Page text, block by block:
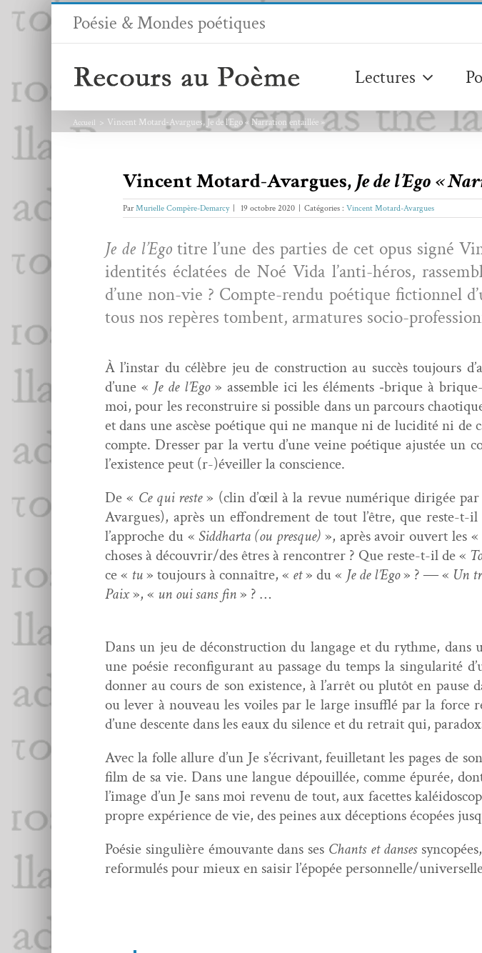
Passer
Poésie & Mondes poétiques
Lectures
Accueil Vincent Motard-Avargues, Je de l’Ego « Narration entaillée »
Vincent Motard-Avargues,Je de l’Ego «
ParMurielle Compère-Demarcy 19 octobre 2020 Catégories : Vincent Motard-Avargues
Je de l’Ego titre l’une des par­ties de cet opus signé
iden­tités éclatées de Noé Vida l’anti-héros,
d’une non-vie ? Compte-ren­du poé­tique fic­tion­nel
tous nos repères tombent, arma­tures socio-
À l’instar du célèbre jeu de con­struc­tion au suc­cès tou­jours
d’une « Je de l’Ego» assem­ble ici les élé­ments ‑brique à
moi, pour les recon­stru­ire si pos­si­ble dans un par­cours
et dans une ascèse poé­tique qui ne manque ni de lucid­ité ni de
compte. Dress­er par la ver­tu d’une veine poé­tique ajustée un
l’existence peut (r-)éveiller la conscience.
De « Ce qui reste» (clin d’œil à la revue numérique dirigée
Avar­gues), après un effon­drement de tout l’être, que reste-t-
l’approche du « Sid­dhar­ta (ou presque)», après avoir ouvert les
choses à découvrir/des êtres à ren­con­tr­er ? Que reste-t-il de «
ce « tu» tou­jours à con­naître, « et» du « Je de l’Ego» ? ― « Un
Paix», « un oui sans fin» ? …
Dans un jeu de décon­struc­tion du lan­gage et du rythme, dans
une poésie recon­fig­u­rant au pas­sage du temps la sin­gu­lar­ité
don­ner au cours de son exis­tence, à l’arrêt ou plutôt en pause
ou lever à nou­veau les voiles par le large insuf­flé par la force
d’une descente dans les eaux du silence et du retrait qui,
Avec la folle allure d’un Je s’écrivant, feuil­letant les pages de
film de sa vie. Dans une langue dépouil­lée, comme épurée,
l’image d’un Je sans moi revenu de tout, aux facettes
pro­pre expéri­ence de vie, des peines aux décep­tions écopées
Poésie sin­gulière émou­vante dans ses Chants et dans­es
refor­mulés pour mieux en saisir l’épopée personnelle/